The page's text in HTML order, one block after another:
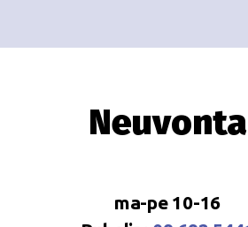
Neuvonta
ma-pe 10-16